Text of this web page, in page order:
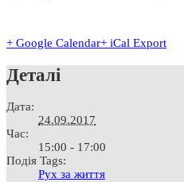
+ Google Calendar+ iCal Export
Деталі
Дата:
24.09.2017
Час:
15:00 - 17:00
Подія Tags:
Рух за життя